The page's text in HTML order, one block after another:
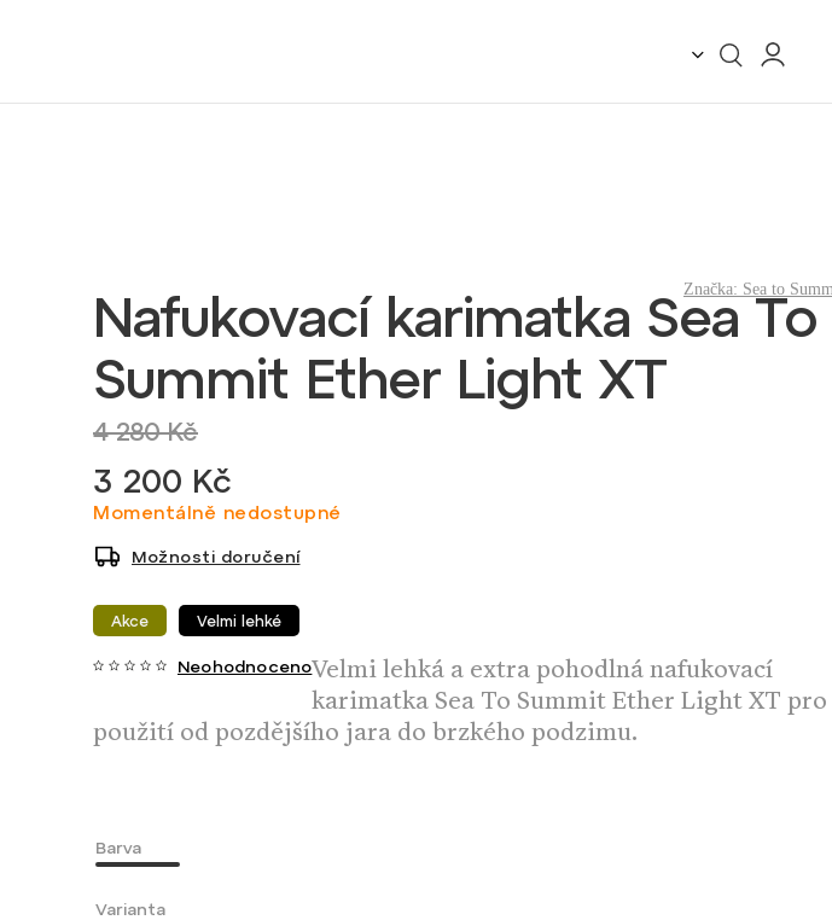
Nafukovací karimatka Sea To
Summit Ether Light XT
4 280 Kč
3 200 Kč
Momentálně nedostupné
Možnosti doručení
Akce Velmi lehké
NeohodnocenoVelmi lehká a extra pohodlná nafukovací
karimatka Sea To Summit Ether Light XT pro
použití od pozdějšího jara do brzkého podzimu.
Značka: Sea to
Barva
Varianta